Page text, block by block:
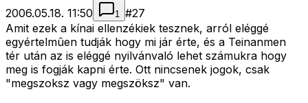
2006.05.18. 11:50
1 #27
Amit ezek a kínai ellenzékiek tesznek, arról eléggé
egyértelmûen tudják hogy mi jár érte, és a Teinanmen
tér után az is eléggé nyilvánvaló lehet számukra hogy
meg is fogják kapni érte. Ott nincsenek jogok, csak
"megszoksz vagy megszöksz" van.